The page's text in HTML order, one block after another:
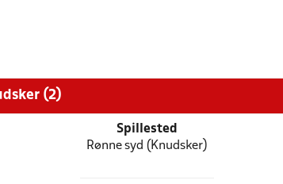
(2)
Spillested
Rønne syd (Knudsker)